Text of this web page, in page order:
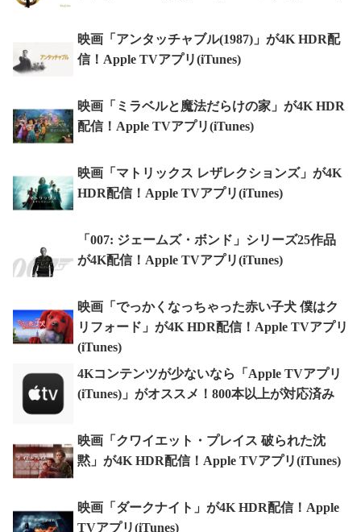
映画「アンタッチャブル(1987)」が4K HDR配
信！Apple TVアプリ(iTunes)
映画「ミラベルと魔法だらけの家」が4K HDR
配信！Apple TVアプリ(iTunes)
映画「マトリックス レザレクションズ」が4K
HDR配信！Apple TVアプリ(iTunes)
「007: ジェームズ・ボンド」シリーズ25作品
が4K配信！Apple TVアプリ(iTunes)
映画「でっかくなっちゃった赤い子犬 僕はク
リフォード」が4K HDR配信！Apple TVアプリ
(iTunes)
4Kコンテンツが少ないなら「Apple TVアプリ
(iTunes)」がオススメ！800本以上が対応済み
映画「クワイエット・プレイス 破られた沈
黙」が4K HDR配信！Apple TVアプリ(iTunes)
映画「ダークナイト」が4K HDR配信！Apple
TVアプリ(iTunes)